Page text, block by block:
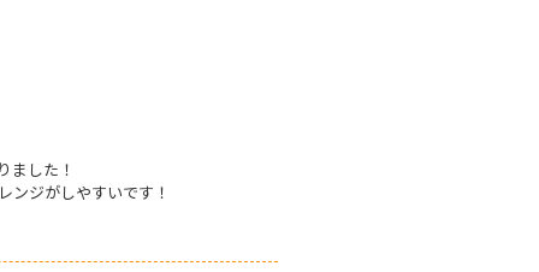
ました！
ンジがしやすいです！